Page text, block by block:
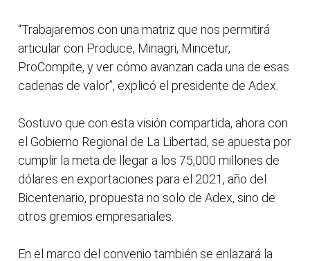
“Trabajaremos con una matriz que nos permitirá
articular con Produce, Minagri, Mincetur,
ProCompite, y ver cómo avanzan cada una de esas
cadenas de valor”, explicó el presidente de Adex.
Sostuvo que con esta visión compartida, ahora con
el Gobierno Regional de La Libertad, se apuesta por
cumplir la meta de llegar a los 75,000 millones de
dólares en exportaciones para el 2021, año del
Bicentenario, propuesta no solo de Adex, sino de
otros gremios empresariales.
En el marco del convenio también se enlazará la